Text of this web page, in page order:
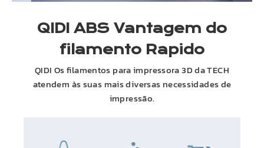
QIDI ABS Vantagem do
filamento Rapido
QIDI Os filamentos para impressora 3D da TECH
atendem às suas mais diversas necessidades de
impressão.